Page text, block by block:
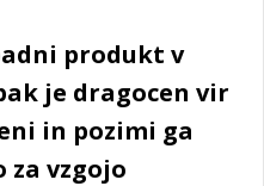
produkt v
je dragocen vir
in pozimi ga
vzgojo